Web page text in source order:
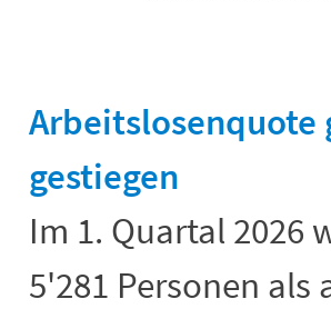
Arbeitslosenquote
gestiegen
Im 1. Quartal 2026
5'281 Personen